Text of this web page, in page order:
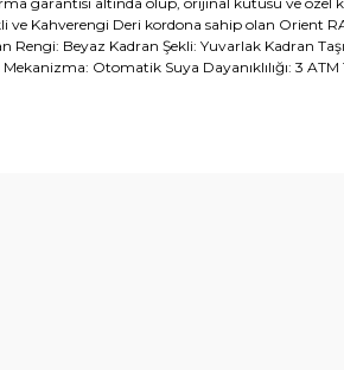
Kahverengi Deri kordona sahip olan Orient
Beyaz Kadran Şekli: Yuvarlak Kadran
Otomatik Suya Dayanıklılığı: 3 ATM